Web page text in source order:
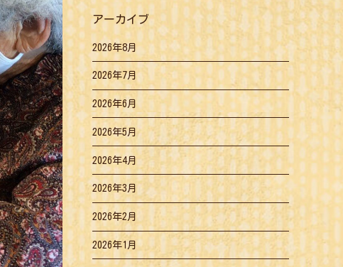
アーカイブ
2026年8月
2026年7月
2026年6月
2026年5月
2026年4月
2026年3月
2026年2月
2026年1月